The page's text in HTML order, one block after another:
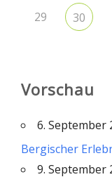
29 30
Vorschau
6. September
Bergischer
9. September